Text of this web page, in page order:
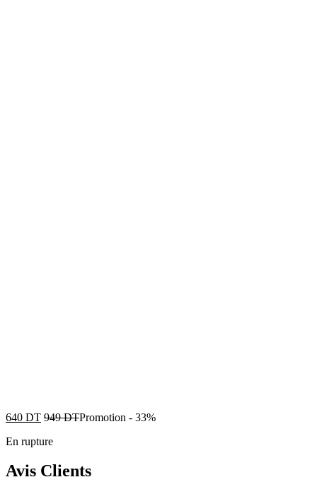
640 DT 949DTPromotion - 33%
En rupture
Avis Clients